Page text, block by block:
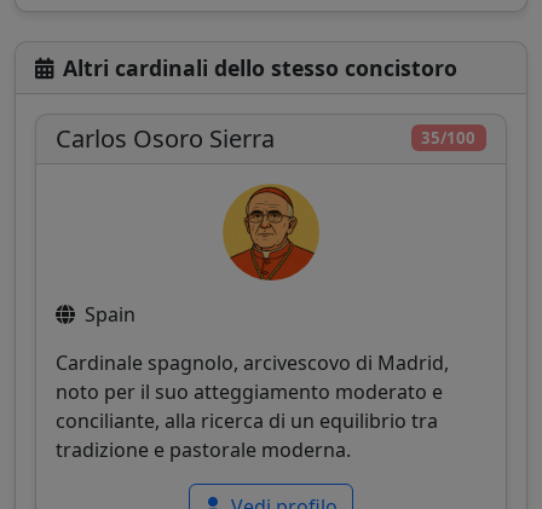
Altri cardinali dello stesso concistoro
35/100
Carlos Osoro Sierra
Spain
Cardinale spagnolo, arcivescovo di Madrid,
noto per il suo atteggiamento moderato e
conciliante, alla ricerca di un equilibrio tra
tradizione e pastorale moderna.